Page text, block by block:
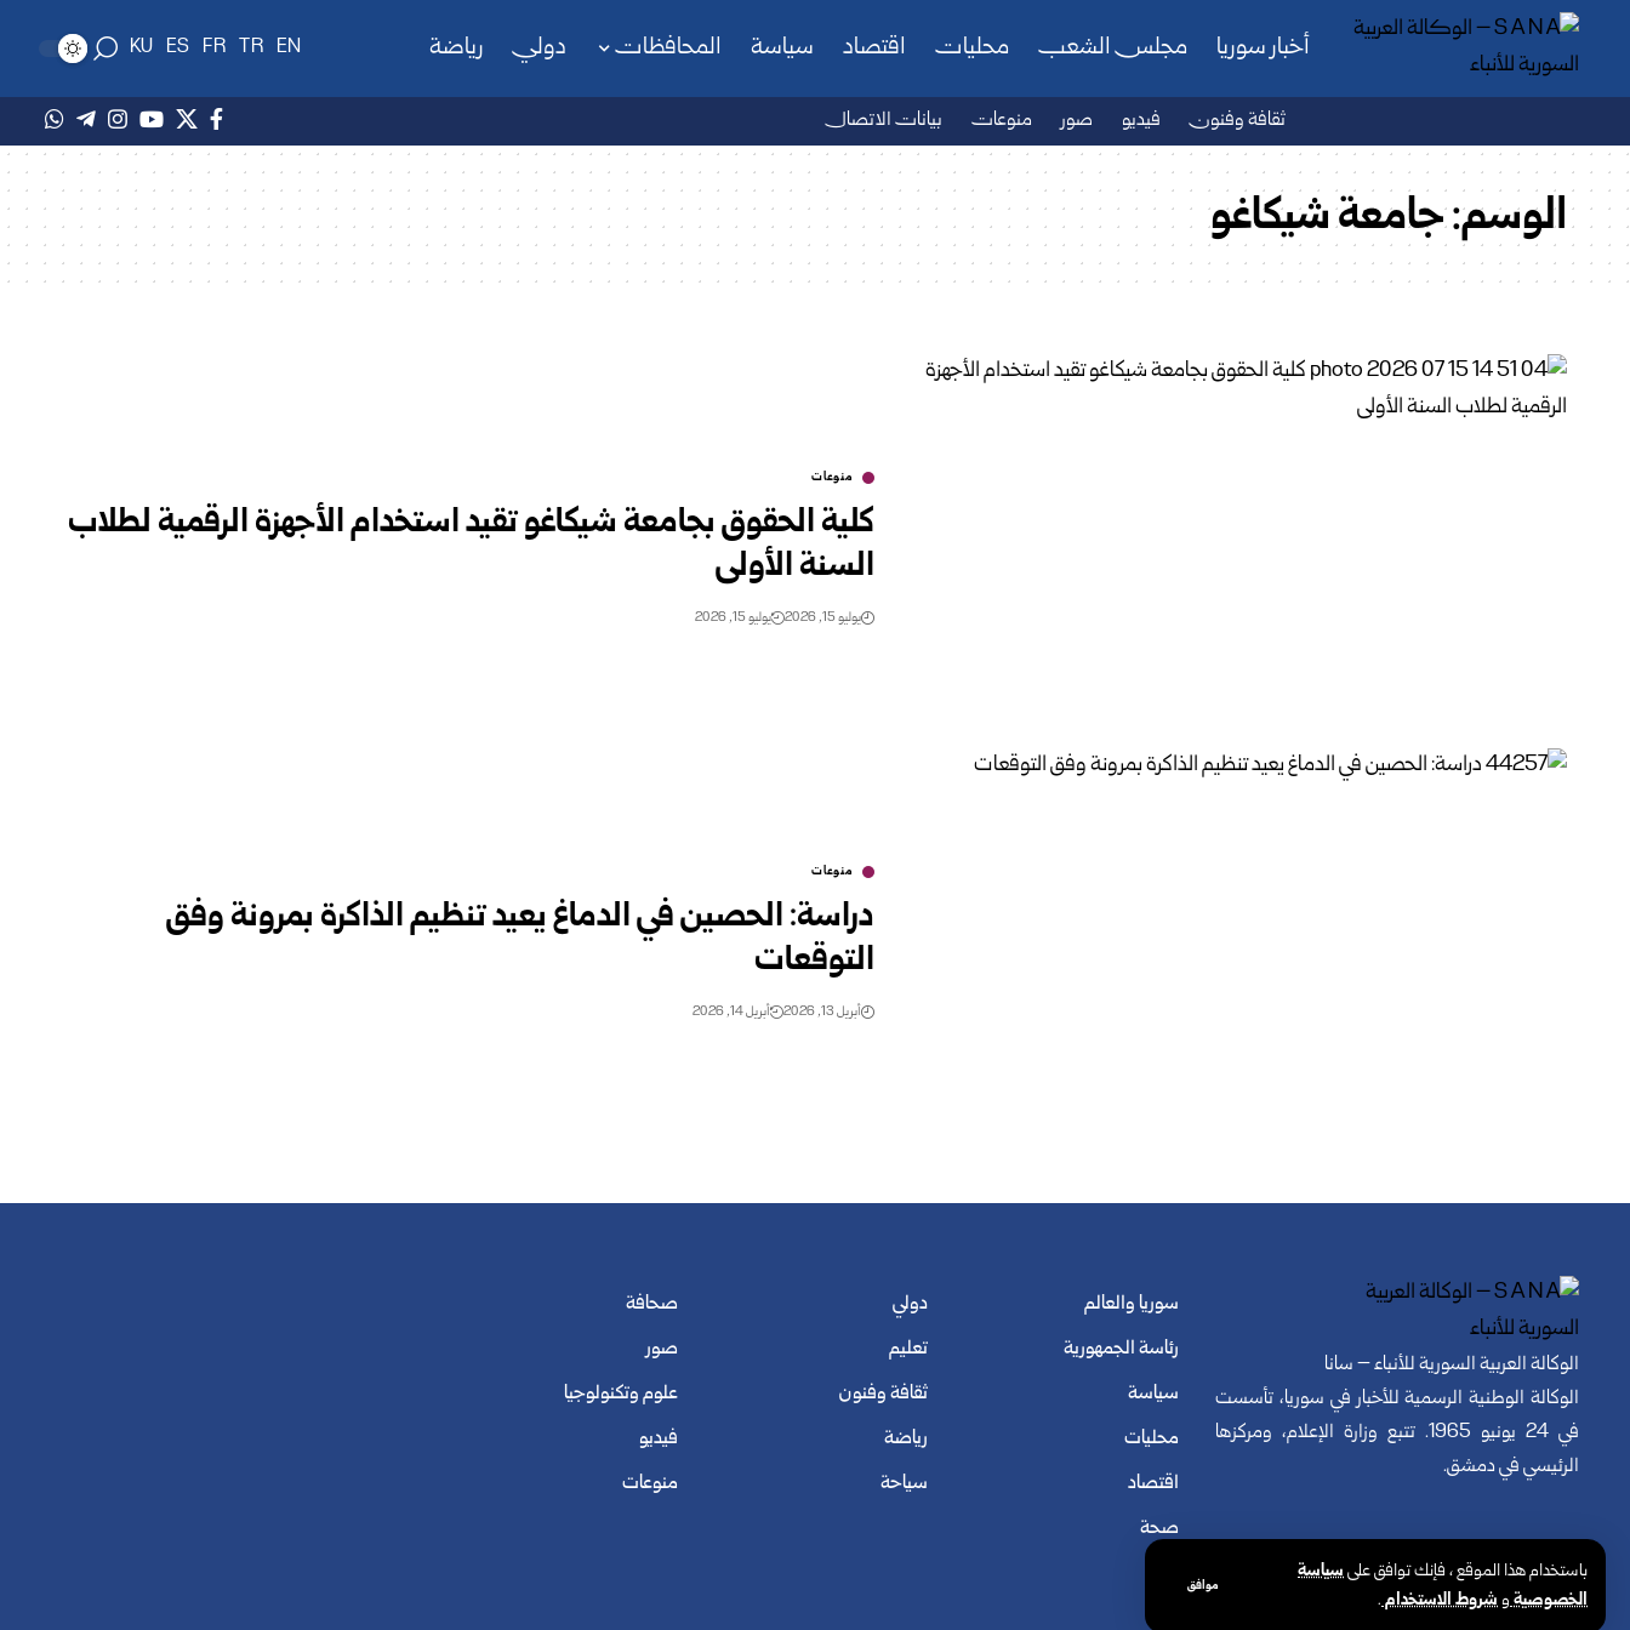
باستخدام هذا الموقع ، فإنك توافق علىسياسة
الخصوصيةوشروط الاستخدام.
موافق
أخبار سوريا مجلس الشعب محليات اقتصاد سياسة المحافظات دولي رياضة EN
TR
FR
ES
KU
ثقافة وفنون فيديو صور منوعات بيانات الاتصال
الوسم:جامعة شيكاغو
منوعات
كلية الحقوق بجامعة شيكاغو تقيد استخدام الأجهزة الرقمية لطلاب
السنة الأولى
يوليو 15, 2026 يوليو 15, 2026
منوعات
دراسة: الحصين في الدماغ يعيد تنظيم الذاكرة بمرونة وفق
التوقعات
أبريل 13, 2026 أبريل 14, 2026
الوكالة العربية السورية للأنباء – سانا
الوكالة الوطنية الرسمية للأخبار في سوريا، تأسست
في 24 يونيو 1965. تتبع وزارة الإعلام، ومركزها
الرئيسي في دمشق.
سوريا والعالم
رئاسة الجمهورية
سياسة
محليات
اقتصاد
صحة
دولي
تعليم
ثقافة وفنون
رياضة
سياحة
صحافة
صور
علوم وتكنولوجيا
فيديو
منوعات